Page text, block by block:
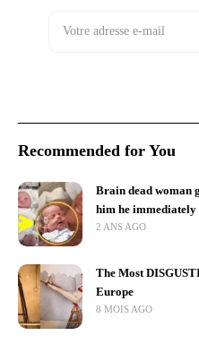
Recommended for You
Brain dead woman
him he
2 ANS AGO
The Most
Europe
8 MOIS AGO